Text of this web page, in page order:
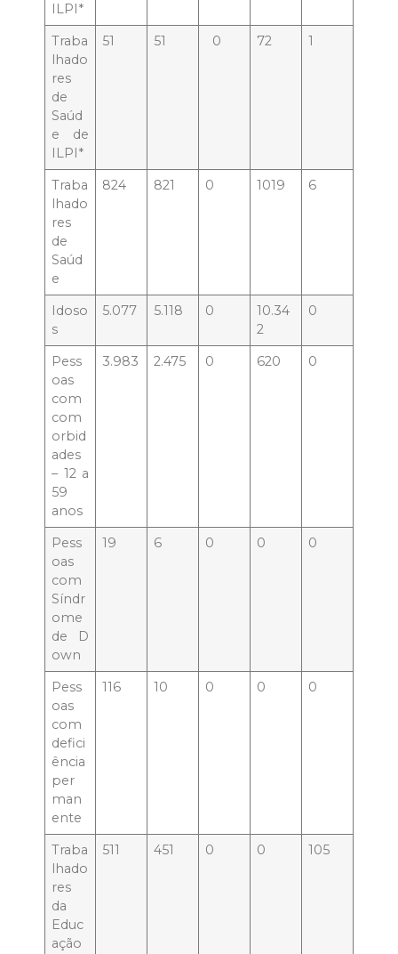
ILPI*
Traba
lhado
res
de
Saúd
e de
ILPI*
51 51 0 72 1
Traba
lhado
res
de
Saúd
e
824 821 0 1019 6
Idoso
s
5.077 5.118 0
10.34
2
0
Pess
oas
com
com
orbid
ades
– 12 a
59
anos
3.983 2.475 0 620 0
Pess
oas
com
Síndr
ome
de D
own
19 6 0 0 0
Pess
oas
com
defici
ência
per
man
ente
116 10 0 0 0
Traba
lhado
res
da
Educ
ação
511 451 0 0 105